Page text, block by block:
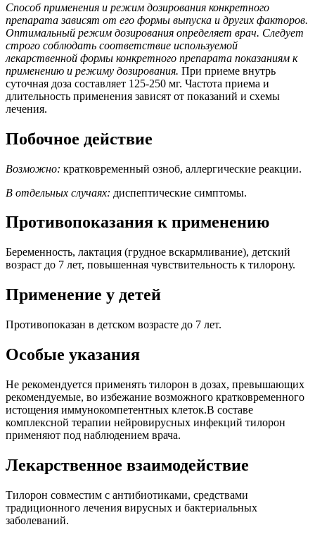
Способ применения и режим дозирования конкретного
препарата зависят от его формы выпуска и других факторов.
Оптимальный режим дозирования определяет врач. Следует
строго соблюдать соответствие используемой
лекарственной формы конкретного препарата показаниям к
применению и режиму дозирования. При приеме внутрь
суточная доза составляет 125-250 мг. Частота приема и
длительность применения зависят от показаний и схемы
лечения.
Побочное действие
Возможно: кратковременный озноб, аллергические реакции.
В отдельных случаях: диспептические симптомы.
Противопоказания к применению
Беременность, лактация (грудное вскармливание), детский
возраст до 7 лет, повышенная чувствительность к тилорону.
Применение у детей
Противопоказан в детском возрасте до 7 лет.
Особые указания
Не рекомендуется применять тилорон в дозах, превышающих
рекомендуемые, во избежание возможного кратковременного
истощения иммунокомпетентных клеток.В составе
комплексной терапии нейровирусных инфекций тилорон
применяют под наблюдением врача.
Лекарственное взаимодействие
Тилорон совместим с антибиотиками, средствами
традиционного лечения вирусных и бактериальных
заболеваний.